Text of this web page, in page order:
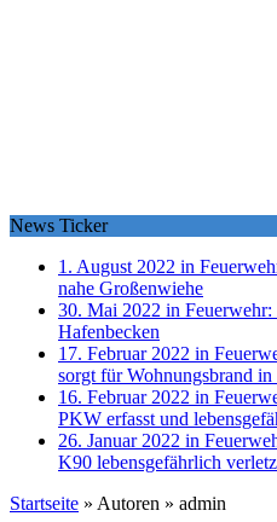
News Ticker
1. August 2022 in
nahe Großenwiehe
30. Mai 2022 in Feuerwehr:
Hafenbecken
17. Februar 2022 in
sorgt für Wohnungsbrand in
16. Februar 2022 in
PKW erfasst und
26. Januar 2022 in
K90 lebensgefährlich
Startseite » Autoren » admin